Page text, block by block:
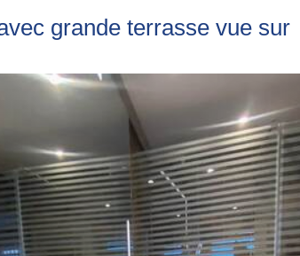
grande terrasse vue sur